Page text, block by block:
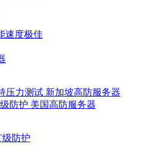
速度极佳
压力测试 新加坡高防服务器
防护 美国高防服务器
防护